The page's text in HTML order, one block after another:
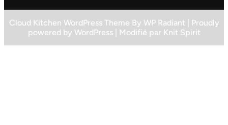
Cloud Kitchen WordPress Theme By WP Radiant | Proudly
powered by WordPress| Modifié par Knit Spirit